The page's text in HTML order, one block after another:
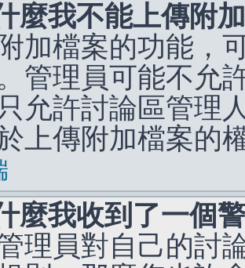
麼我不能上傳附
加檔案的功能，
管理員可能不允
允許討論區管理
上傳附加檔案的
麼我收到了一個
理員對自己的討